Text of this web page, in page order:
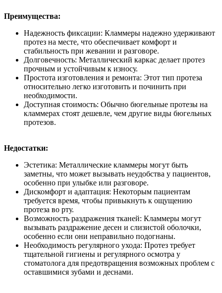
Преимущества:
Надежность фиксации: Кламмеры надежно удерживают
протез на месте, что обеспечивает комфорт и
стабильность при жевании и разговоре.
Долговечность: Металлический каркас делает протез
прочным и устойчивым к износу.
Простота изготовления и ремонта: Этот тип протеза
относительно легко изготовить и починить при
необходимости.
Доступная стоимость: Обычно бюгельные протезы на
кламмерах стоят дешевле, чем другие виды бюгельных
протезов.
Недостатки:
Эстетика: Металлические кламмеры могут быть
заметны, что может вызывать неудобства у пациентов,
особенно при улыбке или разговоре.
Дискомфорт и адаптация: Некоторым пациентам
требуется время, чтобы привыкнуть к ощущению
протеза во рту.
Возможность раздражения тканей: Кламмеры могут
вызывать раздражение десен и слизистой оболочки,
особенно если они неправильно подогнаны.
Необходимость регулярного ухода: Протез требует
тщательной гигиены и регулярного осмотра у
стоматолога для предотвращения возможных проблем с
оставшимися зубами и деснами.